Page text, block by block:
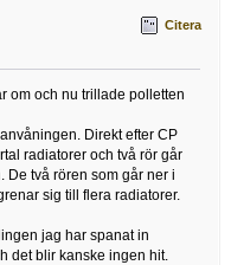
Citera
om och nu trillade polletten
Direkt efter CP
radiatorer och två rör går
De två rören som går ner i
sig till flera radiatorer.
jag har spanat in
det blir kanske ingen hit.